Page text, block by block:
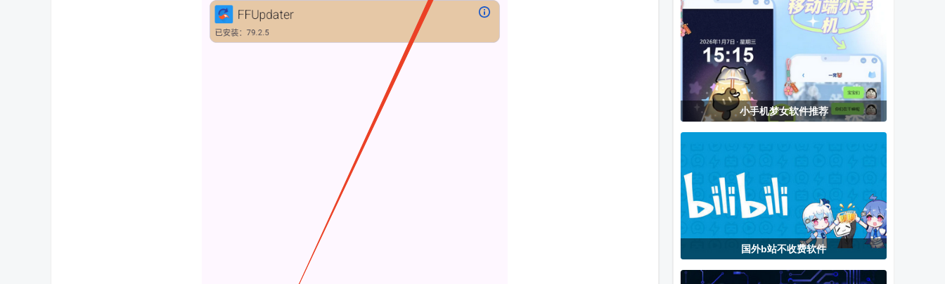
Chromium浏
览器官方版
iceraven浏览
i酷浏览器apk
官方版
微信手表版可
打字版
tv盒子软件最
新版2026
QQ32位版本
下载官方版
囧次元
app2026正版
APP生成器工
具免费版
去更新版
器(Arcane
多看阅读器正
版
APatch root工
具最新版
小手机梦女软件推荐
国外b站不收费软件